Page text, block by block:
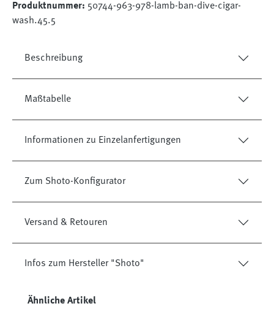
Produktnummer: 50744-963-978-lamb-ban-dive-cigar-
wash.45.5
Beschreibung
Maßtabelle
Informationen zu Einzelanfertigungen
Zum Shoto-Konfigurator
Versand & Retouren
Infos zum Hersteller "Shoto"
Produktgalerie überspringen
Ähnliche Artikel